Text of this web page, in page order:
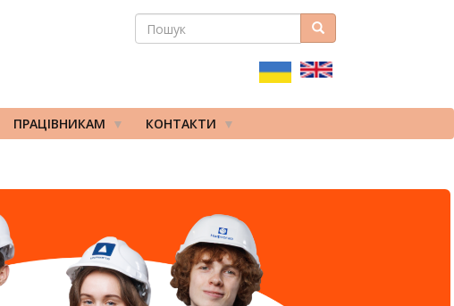
ПОШУКОВА
ПОШУК Пошук
ПРАЦІВНИКАМ КОНТАКТИ